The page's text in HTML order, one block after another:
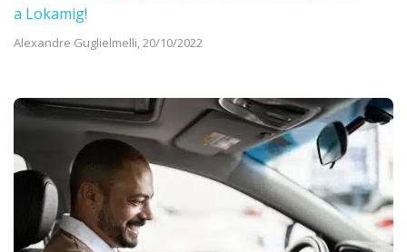
a Lokamig!
Alexandre Guglielmelli,20/10/2022